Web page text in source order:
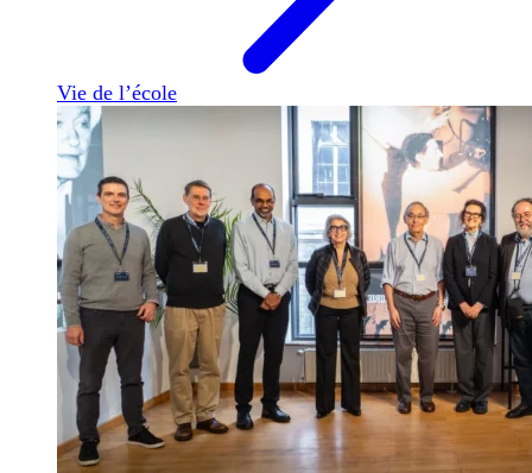
Vie de l’école